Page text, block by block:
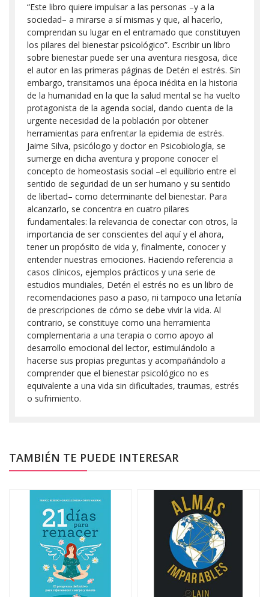
“Este libro quiere impulsar a las personas –y a la
sociedad– a mirarse a sí mismas y que, al hacerlo,
comprendan su lugar en el entramado que constituyen
los pilares del bienestar psicológico”. Escribir un libro
sobre bienestar puede ser una aventura riesgosa, dice
el autor en las primeras páginas de Detén el estrés. Sin
embargo, transitamos una época inédita en la historia
de la humanidad en la que la salud mental se ha vuelto
protagonista de la agenda social, dando cuenta de la
urgente necesidad de la población por obtener
herramientas para enfrentar la epidemia de estrés.
Jaime Silva, psicólogo y doctor en Psicobiología, se
sumerge en dicha aventura y propone conocer el
concepto de homeostasis social –el equilibrio entre el
sentido de seguridad de un ser humano y su sentido
de libertad– como determinante del bienestar. Para
alcanzarlo, se concentra en cuatro pilares
fundamentales: la relevancia de conectar con otros, la
importancia de ser conscientes del aquí y el ahora,
tener un propósito de vida y, finalmente, conocer y
entender nuestras emociones. Haciendo referencia a
casos clínicos, ejemplos prácticos y una serie de
estudios mundiales, Detén el estrés no es un libro de
recomendaciones paso a paso, ni tampoco una letanía
de prescripciones de cómo se debe vivir la vida. Al
contrario, se constituye como una herramienta
complementaria a una terapia o como apoyo al
desarrollo emocional del lector, estimulándolo a
hacerse sus propias preguntas y acompañándolo a
comprender que el bienestar psicológico no es
equivalente a una vida sin dificultades, traumas, estrés
o sufrimiento.
TAMBIÉN TE PUEDE INTERESAR